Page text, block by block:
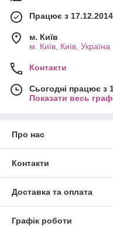
Працює з 17.12.2014
м. Київ
м. Київ, Київ, Україна
Контакти
Сьогодні працює з
Показати весь
Про нас
Контакти
Доставка та оплата
Графік роботи